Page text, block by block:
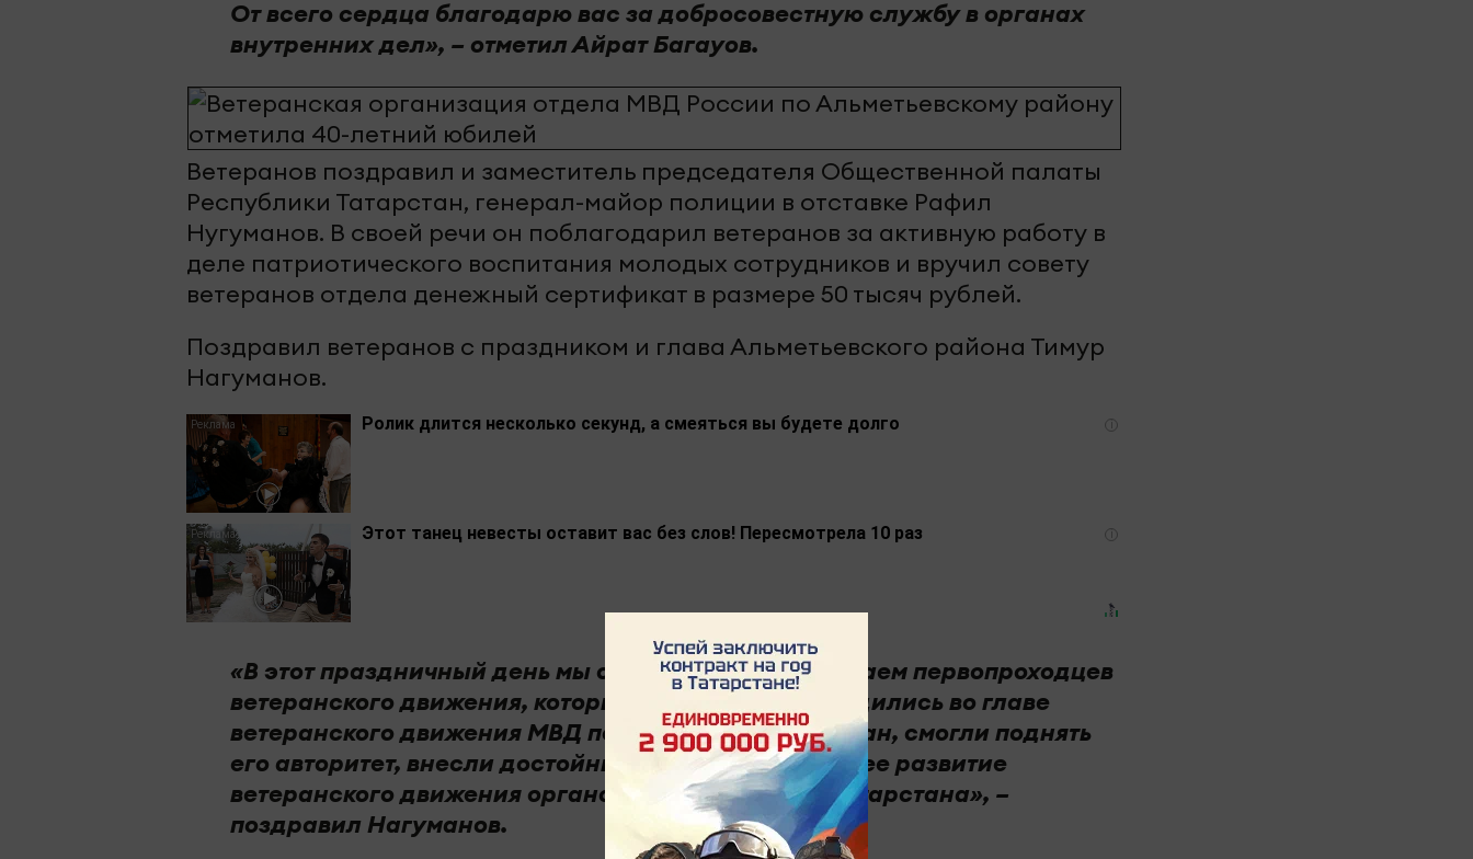
От всего сердца благодарю вас за добросовестную службу в органах
внутренних дел», – отметил Айрат Багауов.
Ветеранов поздравил и заместитель председателя Общественной палаты
Республики Татарстан, генерал-майор полиции в отставке Рафил
Нугуманов. В своей речи он поблагодарил ветеранов за активную работу в
деле патриотического воспитания молодых сотрудников и вручил совету
ветеранов отдела денежный сертификат в размере 50 тысяч рублей.
Поздравил ветеранов с праздником и глава Альметьевского района Тимур
Нагуманов.
i
Ролик длится несколько секунд, а смеяться вы будете долго
i
Этот танец невесты оставит вас без слов! Пересмотрела 10 раз
«В этот праздничный день мы с уважением вспоминаем первопроходцев
ветеранского движения, которые долгие годы находились во главе
ветеранского движения МВД по Республике Татарстан, смогли поднять
его авторитет, внесли достойный вклад в дальнейшее развитие
ветеранского движения органов внутренних дел Татарстана», –
поздравил Нагуманов.